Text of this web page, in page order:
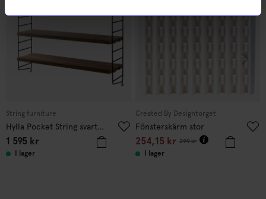
String furniture
Hylla Pocket String svart/valnöt
1 595 kr
I lager
Created By Designtorget
Fönsterskärm stor
254,15 kr 299kr
I lager